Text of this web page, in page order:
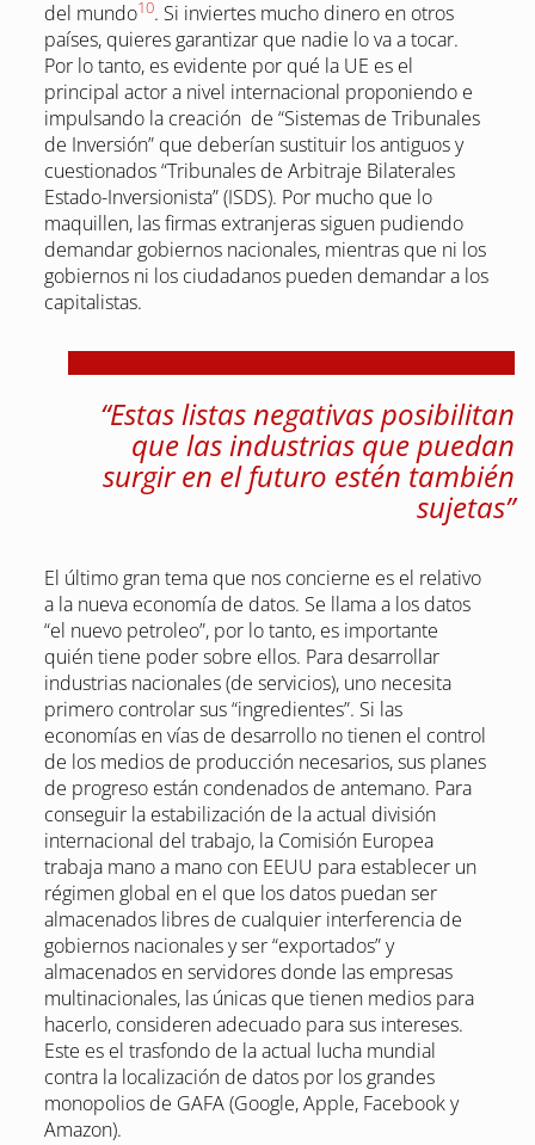
del mundo10. Si inviertes mucho dinero en otros
países, quieres garantizar que nadie lo va a tocar.
Por lo tanto, es evidente por qué la UE es el
principal actor a nivel internacional proponiendo e
impulsando la creación de “Sistemas de Tribunales
de Inversión” que deberían sustituir los antiguos y
cuestionados “Tribunales de Arbitraje Bilaterales
Estado-Inversionista” (ISDS). Por mucho que lo
maquillen, las firmas extranjeras siguen pudiendo
demandar gobiernos nacionales, mientras que ni los
gobiernos ni los ciudadanos pueden demandar a los
capitalistas.
“Estas listas negativas posibilitan
que las industrias que puedan
surgir en el futuro estén también
sujetas”
El último gran tema que nos concierne es el relativo
a la nueva economía de datos. Se llama a los datos
“el nuevo petroleo”, por lo tanto, es importante
quién tiene poder sobre ellos. Para desarrollar
industrias nacionales (de servicios), uno necesita
primero controlar sus “ingredientes”. Si las
economías en vías de desarrollo no tienen el control
de los medios de producción necesarios, sus planes
de progreso están condenados de antemano. Para
conseguir la estabilización de la actual división
internacional del trabajo, la Comisión Europea
trabaja mano a mano con EEUU para establecer un
régimen global en el que los datos puedan ser
almacenados libres de cualquier interferencia de
gobiernos nacionales y ser “exportados” y
almacenados en servidores donde las empresas
multinacionales, las únicas que tienen medios para
hacerlo, consideren adecuado para sus intereses.
Este es el trasfondo de la actual lucha mundial
contra la localización de datos por los grandes
monopolios de GAFA (Google, Apple, Facebook y
Amazon).